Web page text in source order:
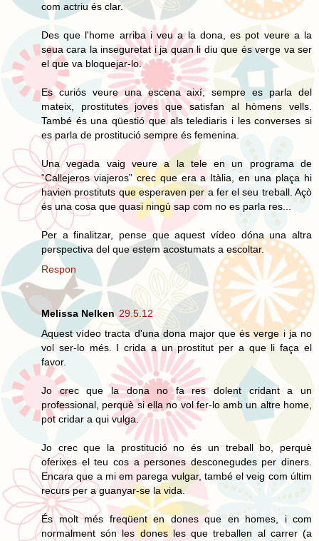
com actriu és clar.
Des que l'home arriba i veu a la dona, es pot veure a la
seua cara la inseguretat i ja quan li diu que és verge va ser
el que va bloquejar-lo.
Es curiós veure una escena així, sempre es parla del
mateix, prostitutes joves que satisfan al hòmens vells.
També és una qüestió que als telediaris i les converses si
es parla de prostitució sempre és femenina.
Una vegada vaig veure a la tele en un programa de
“Callejeros viajeros” crec que era a Itàlia, en una plaça hi
havien prostituts que esperaven per a fer el seu treball. Açò
és una cosa que quasi ningú sap com no es parla res...
Per a finalitzar, pense que aquest vídeo dóna una altra
perspectiva del que estem acostumats a escoltar.
Respon
Melissa Nelken 29.5.12
Aquest vídeo tracta d'una dona major que és verge i ja no
vol ser-lo més. I crida a un prostitut per a que li faça el
favor.
Jo crec que la dona no fa res dolent cridant a un
professional, perquè si ella no vol fer-lo amb un altre home,
pot cridar a qui vulga.
Jo crec que la prostitució no és un treball bo, perquè
oferixes el teu cos a persones desconegudes per diners.
Encara que a mi em parega vulgar, també el veig com últim
recurs per a guanyar-se la vida.
És molt més freqüent en dones que en homes, i com
normalment són les dones les que treballen al carrer (a